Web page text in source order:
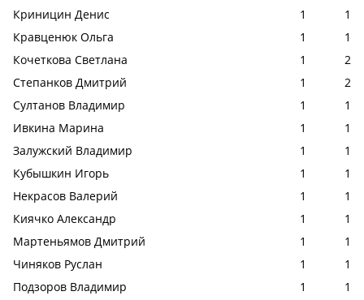
Криницин Денис
1
1
Кравценюк Ольга
1
1
Кочеткова Светлана
1
2
Степанков Дмитрий
1
2
Султанов Владимир
1
1
Ивкина Марина
1
1
Залужский Владимир
1
1
Кубышкин Игорь
1
1
Некрасов Валерий
1
1
Киячко Александр
1
1
Мартеньямов Дмитрий
1
1
Чиняков Руслан
1
1
Подзоров Владимир
1
1